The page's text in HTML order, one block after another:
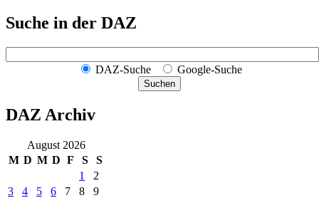
Suche in der DAZ
DAZ-Suche Google-Suche
Suchen
DAZ Archiv
August 2026
M D M D F S
S
1
2
3
4 5 6 7 8
9